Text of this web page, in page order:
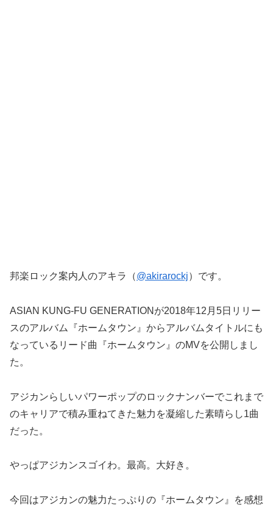
邦楽ロック案内人のアキラ（@akirarockj）です。
ASIAN KUNG-FU GENERATIONが2018年12月5日リリー
スのアルバム『ホームタウン』からアルバムタイトルにも
なっているリード曲『ホームタウン』のMVを公開しまし
た。
アジカンらしいパワーポップのロックナンバーでこれまで
のキャリアで積み重ねてきた魅力を凝縮した素晴らし1曲
だった。
やっぱアジカンスゴイわ。最高。大好き。
今回はアジカンの魅力たっぷりの『ホームタウン』を感想